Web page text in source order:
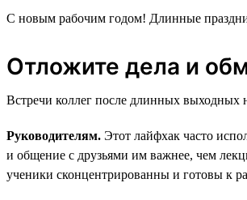
С новым рабочим годом! Длинные
Отложите дела и
Встречи коллег после длинных выходных
Руководителям. Этот лайфхак часто
и общение с друзьями им важнее, чем
ученики сконцентрированны и готовы к